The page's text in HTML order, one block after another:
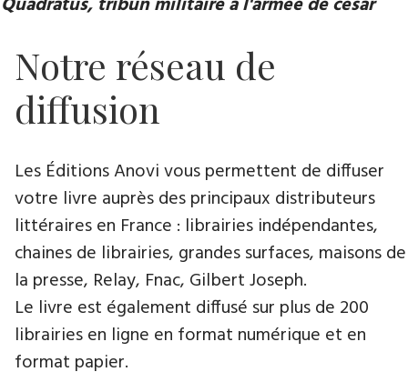
Notre réseau de
diffusion
Les Éditions Anovi vous permettent de diffuser
votre livre auprès des principaux distributeurs
littéraires en France : librairies indépendantes,
chaines de librairies, grandes surfaces, maisons de
la presse, Relay, Fnac, Gilbert Joseph.
Le livre est également diffusé sur plus de 200
librairies en ligne en format numérique et en
format papier.